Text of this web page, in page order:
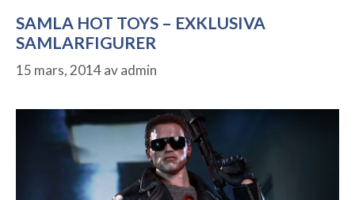
SAMLA HOT TOYS – EXKLUSIVA
SAMLARFIGURER
15 mars, 2014avadmin